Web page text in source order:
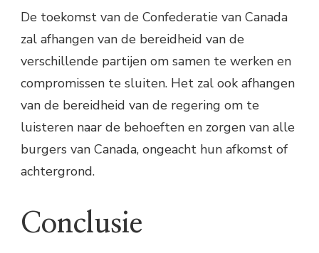
De toekomst van de Confederatie van Canada
zal afhangen van de bereidheid van de
verschillende partijen om samen te werken en
compromissen te sluiten. Het zal ook afhangen
van de bereidheid van de regering om te
luisteren naar de behoeften en zorgen van alle
burgers van Canada, ongeacht hun afkomst of
achtergrond.
Conclusie